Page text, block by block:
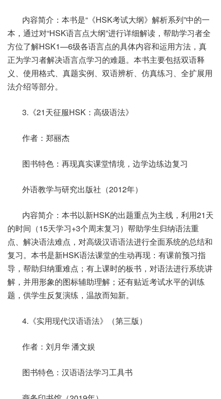
内容简介：本书是“《HSK考试大纲》解析系列”中的一
本，通过对“HSK语言点大纲”进行详细解读，帮助学习者全
方位了解HSK1—6级各语言点的具体内容和运用方法，真
正为学习者解决语言点学习的难题。本书主要包括双语释
义、使用格式、真题实例、双语辨析、仿真练习、全扩展用
法介绍等部分。
3.《21天征服HSK：高级语法》
作者：郑丽杰
图书特色：再现真实课堂情境，边学边练边复习
外语教学与研究出版社（2012年）
内容简介：本书以新HSK的出题重点为主线，利用21天
的时间（15天学习+3个周末复习）帮助学生归纳语法重
点、解决语法难点，对高级汉语语法进行全面系统的总结和
复习。本书是新HSK语法课堂的生动再现：有课前预习指
导，帮助归纳重难点；有上课时的板书，对语法进行系统讲
解，并用形象的图标辅助理解；还有贴近考试水平的训练
题，供学生反复演练，温故而知新。
4.《实用现代汉语语法》（第三版）
作者：刘月华 潘文娱
图书特色：汉语语法学习工具书